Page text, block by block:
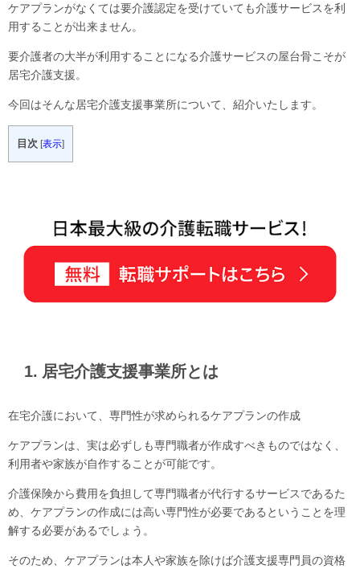
ケアプランがなくては要介護認定を受けていても介護サービスを利
用することが出来ません。
要介護者の大半が利用することになる介護サービスの屋台骨こそが
居宅介護支援。
今回はそんな居宅介護支援事業所について、紹介いたします。
目次 [表示]
1. 居宅介護支援事業所とは
在宅介護において、専門性が求められるケアプランの作成
ケアプランは、実は必ずしも専門職者が作成すべきものではなく、
利用者や家族が自作することが可能です。
介護保険から費用を負担して専門職者が代行するサービスであるた
め、ケアプランの作成には高い専門性が必要であるということを理
解する必要があるでしょう。
そのため、ケアプランは本人や家族を除けば介護支援専門員の資格